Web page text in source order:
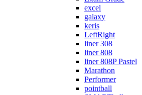
excel
galaxy
keris
LeftRight
liner 308
liner 808
liner 808P Pastel
Marathon
Performer
pointball